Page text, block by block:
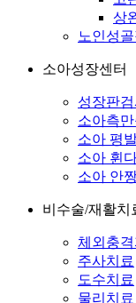
상
노인성골
소아성장센터
성장판
소아측
소아 평
소아 휜
소아 안
비수술/재활치
체외충
주사치료
도수치료
물리치료